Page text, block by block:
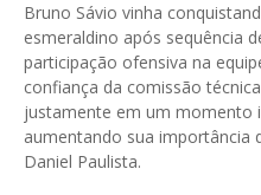
Bruno Sávio vinha
esmeraldino após sequência
participação ofensiva na
confiança da comissão
justamente em um momento
aumentando sua
Daniel Paulista.